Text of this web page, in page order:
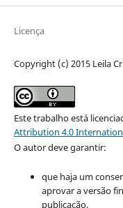
Licença
Copyright (c) 2015 Leila
Este trabalho está
Attribution 4.0
O autor deve garantir:
que haja um
aprovar a versão
publicação.